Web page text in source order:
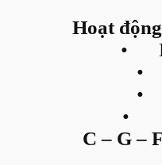
Hoạt
•
•
•
•
C – G –